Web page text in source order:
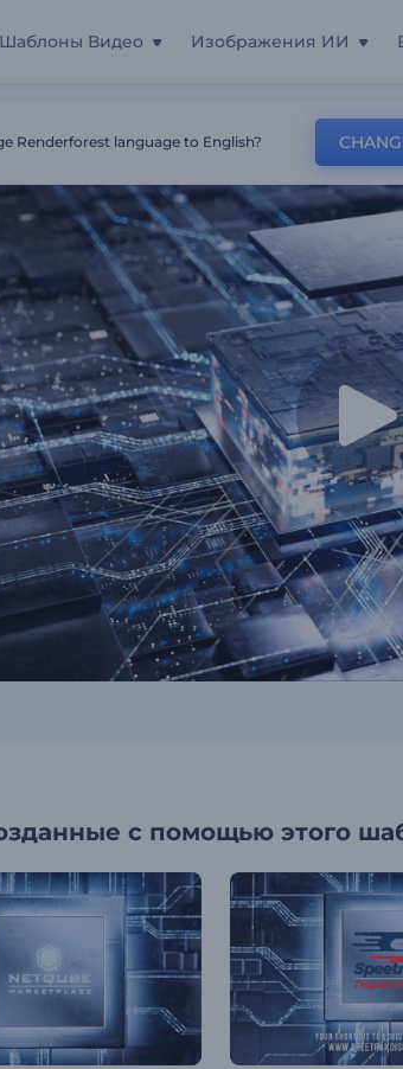
Шаблоны Видео Изображения ИИ
с помощью этого
Renderforest language to English?